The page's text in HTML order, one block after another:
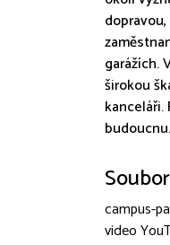
garážích.
širokou
budoucnu.
campus-
video